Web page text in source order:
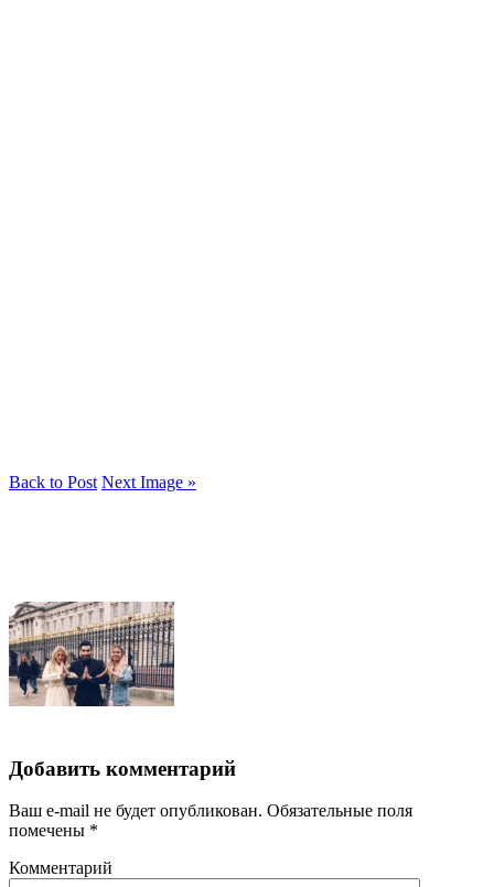
Back to Post Next Image »
Добавить комментарий
Ваш e-mail не будет опубликован. Обязательные поля
помечены *
Комментарий